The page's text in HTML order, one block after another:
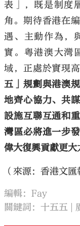
表」，既是制度
角。期待香港在
遇、主動作為，
實。粵港澳大灣
域，正處於實現
五」規劃與港澳
地齊心協力、共
設施互聯互通和
灣區必將進一步
偉大復興貢獻更大
（來源：香港文
編輯：Fay
關鍵詞：十五五